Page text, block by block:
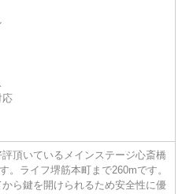
応
頂いているメインステージ心斎橋
。ライフ堺筋本町まで260mです。
ら鍵を開けられるため安全性に優